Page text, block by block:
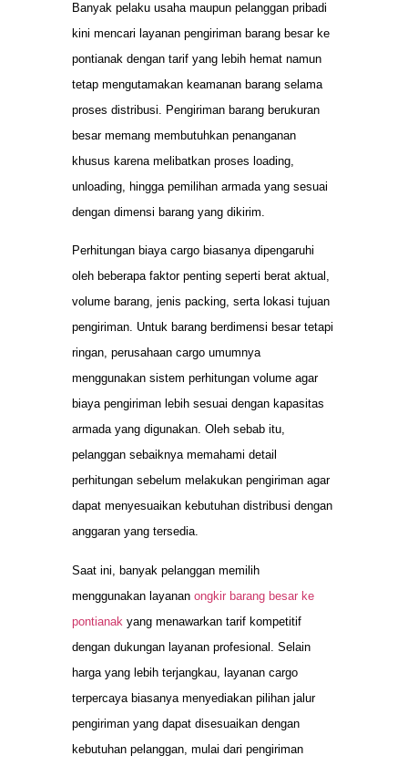
Banyak pelaku usaha maupun pelanggan pribadi
kini mencari layanan pengiriman barang besar ke
pontianak dengan tarif yang lebih hemat namun
tetap mengutamakan keamanan barang selama
proses distribusi. Pengiriman barang berukuran
besar memang membutuhkan penanganan
khusus karena melibatkan proses loading,
unloading, hingga pemilihan armada yang sesuai
dengan dimensi barang yang dikirim.
Perhitungan biaya cargo biasanya dipengaruhi
oleh beberapa faktor penting seperti berat aktual,
volume barang, jenis packing, serta lokasi tujuan
pengiriman. Untuk barang berdimensi besar tetapi
ringan, perusahaan cargo umumnya
menggunakan sistem perhitungan volume agar
biaya pengiriman lebih sesuai dengan kapasitas
armada yang digunakan. Oleh sebab itu,
pelanggan sebaiknya memahami detail
perhitungan sebelum melakukan pengiriman agar
dapat menyesuaikan kebutuhan distribusi dengan
anggaran yang tersedia.
Saat ini, banyak pelanggan memilih
menggunakan layanan ongkir barang besar ke
pontianak yang menawarkan tarif kompetitif
dengan dukungan layanan profesional. Selain
harga yang lebih terjangkau, layanan cargo
terpercaya biasanya menyediakan pilihan jalur
pengiriman yang dapat disesuaikan dengan
kebutuhan pelanggan, mulai dari pengiriman